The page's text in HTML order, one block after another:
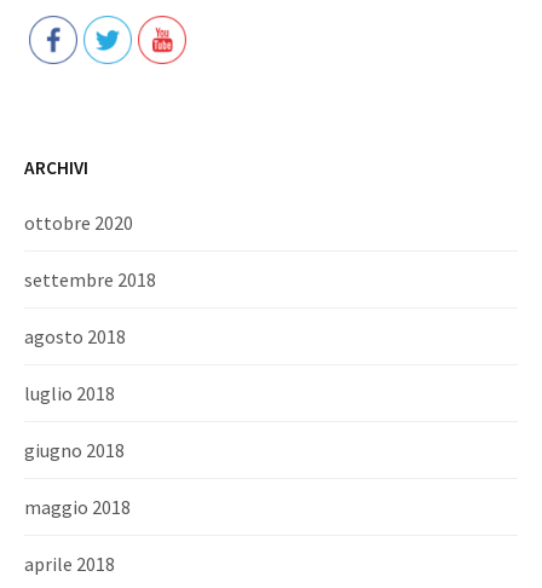
ARCHIVI
ottobre 2020
settembre 2018
agosto 2018
luglio 2018
giugno 2018
maggio 2018
aprile 2018